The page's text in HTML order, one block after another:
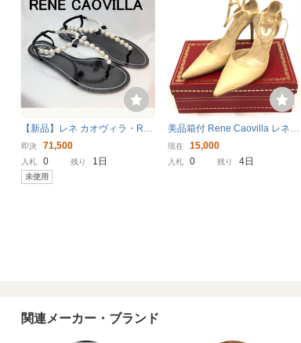
【新品】レネ カオヴィラ・RE
NE CAOVILLA パール ラインス
トーン ELIZA サンダル 36ハ
ーフ
即決 71,500
入札 0 残り 1日
未使用
美品箱付 Rene Caovilla レネカ
オヴィラ パンプス ハイヒール
38
現在 15,000
入札 0 残り 4日
関連メーカー・ブランド